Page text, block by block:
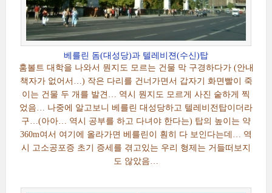
베를린 돔(대성당)과 텔레비젼(수신)탑
훔볼트 대학을 나와서 뭔지도 모르는 건물 막 구경하다가 (안내
책자가 없어서…) 작은 다리를 건너가면서 갑자기 화면빨이 죽
이는 건물 두 개를 발견… 역시 뭔지도 모르게 사진 숱하게 찍
었음… 나중에 알고보니 베를린 대성당하고 텔레비전탑이더라
구…(아아… 역시 공부를 하고 다녀야 한다는) 탑의 높이는 약
360m여서 여기에 올라가면 베를린이 훤히 다 보인다는데… 역
시 고소공포증 초기 증세를 겪고있는 우리 형제는 거들떠보지
도 않았음…